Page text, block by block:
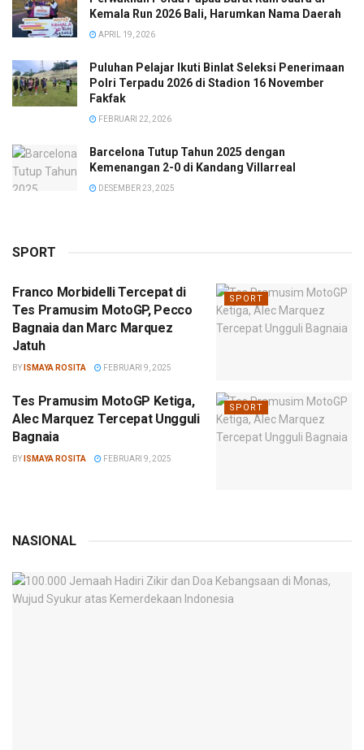
Kemala Run 2026 Bali, Harumkan Nama Daerah
APRIL 19, 2026
Puluhan Pelajar Ikuti Binlat Seleksi Penerimaan
Polri Terpadu 2026 di Stadion 16 November
Fakfak
FEBRUARI 22, 2026
Barcelona Tutup Tahun 2025 dengan
Kemenangan 2-0 di Kandang Villarreal
DESEMBER 23, 2025
SPORT
SPORT
Franco Morbidelli Tercepat di
Tes Pramusim MotoGP, Pecco
Bagnaia dan Marc Marquez
Jatuh
BY ISMAYA ROSITA FEBRUARI 9, 2025
SPORT
Tes Pramusim MotoGP Ketiga,
Alec Marquez Tercepat Ungguli
Bagnaia
BY ISMAYA ROSITA FEBRUARI 9, 2025
NASIONAL